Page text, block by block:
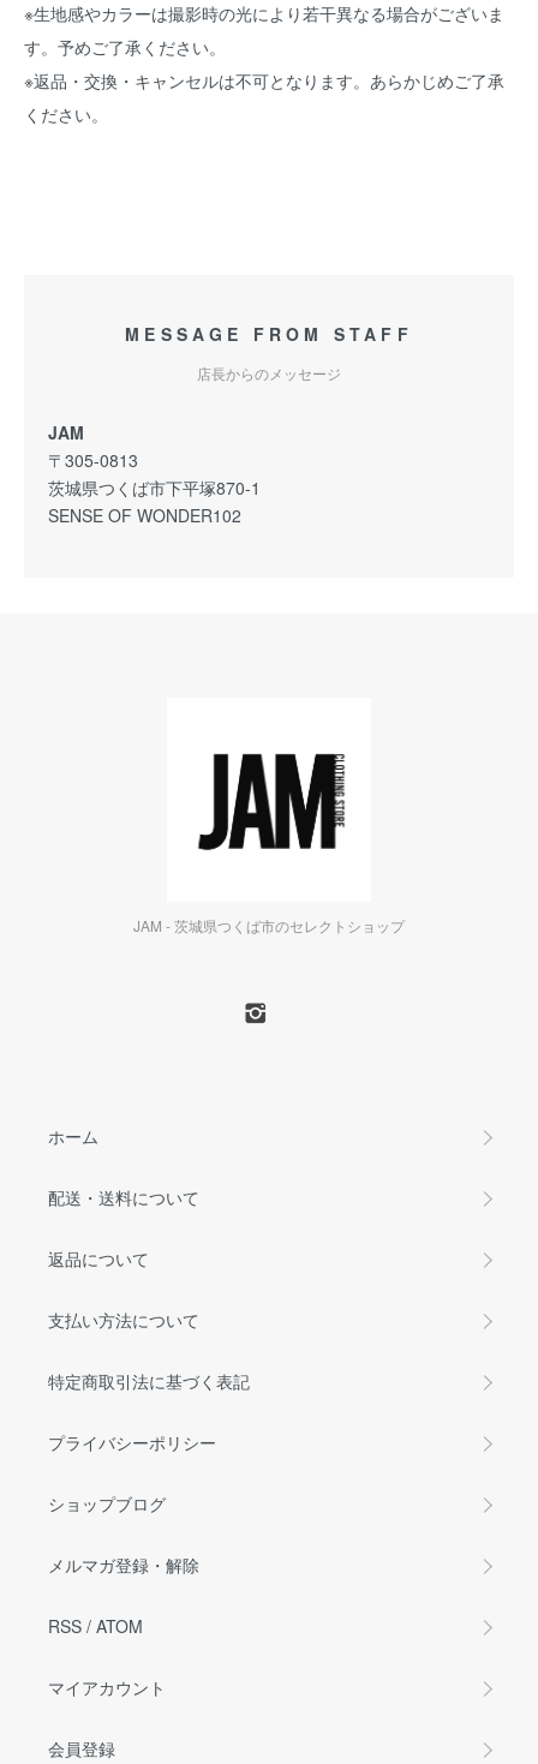
※生地感やカラーは撮影時の光により若干異なる場合がございま
す。予めご了承ください。
※返品・交換・キャンセルは不可となります。あらかじめご了承
ください。
MESSAGE FROM STAFF
店長からのメッセージ
JAM
〒305-0813
茨城県つくば市下平塚870-1
SENSE OF WONDER102
JAM - 茨城県つくば市のセレクトショップ
ホーム
配送・送料について
返品について
支払い方法について
特定商取引法に基づく表記
プライバシーポリシー
ショップブログ
メルマガ登録・解除
RSS / ATOM
マイアカウント
会員登録